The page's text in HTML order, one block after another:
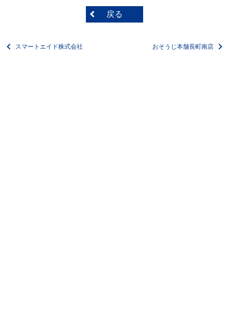
戻る
スマートエイド株式会社 おそうじ本舗長町南店